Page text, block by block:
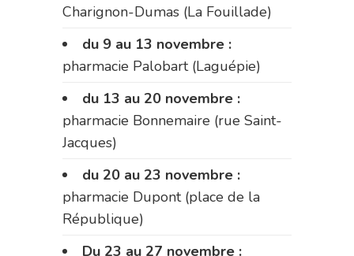
Charignon-Dumas (La Fouillade)
du 9 au 13 novembre :
pharmacie Palobart (Laguépie)
du 13 au 20 novembre :
pharmacie Bonnemaire (rue Saint-
Jacques)
du 20 au 23 novembre :
pharmacie Dupont (place de la
République)
Du 23 au 27 novembre :